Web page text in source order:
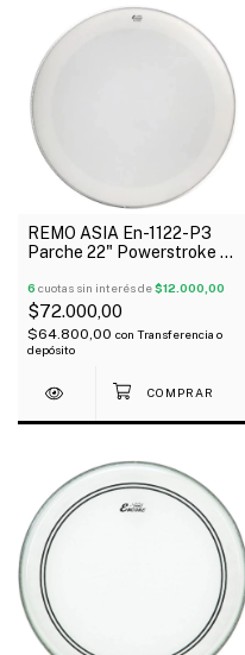
REMO ASIA En-1122-P3
Parche 22" Powerstroke 3
6 cuotas sin interés de$12.000,00
$72.000,00
$64.800,00 con Transferencia o
depósito